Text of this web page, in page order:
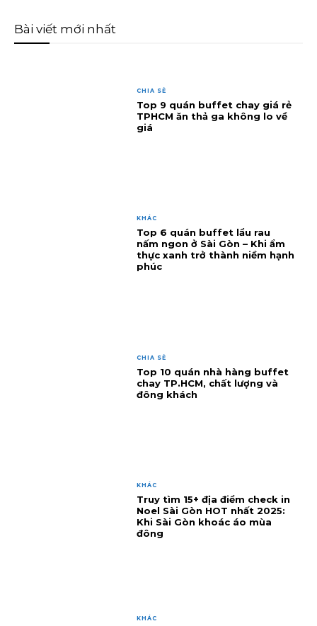
Bài viết mới nhất
CHIA SẺ
Top 9 quán buffet chay giá rẻ
TPHCM ăn thả ga không lo về
giá
KHÁC
Top 6 quán buffet lẩu rau
nấm ngon ở Sài Gòn – Khi ẩm
thực xanh trở thành niềm hạnh
phúc
CHIA SẺ
Top 10 quán nhà hàng buffet
chay TP.HCM, chất lượng và
đông khách
KHÁC
Truy tìm 15+ địa điểm check in
Noel Sài Gòn HOT nhất 2025:
Khi Sài Gòn khoác áo mùa
đông
KHÁC